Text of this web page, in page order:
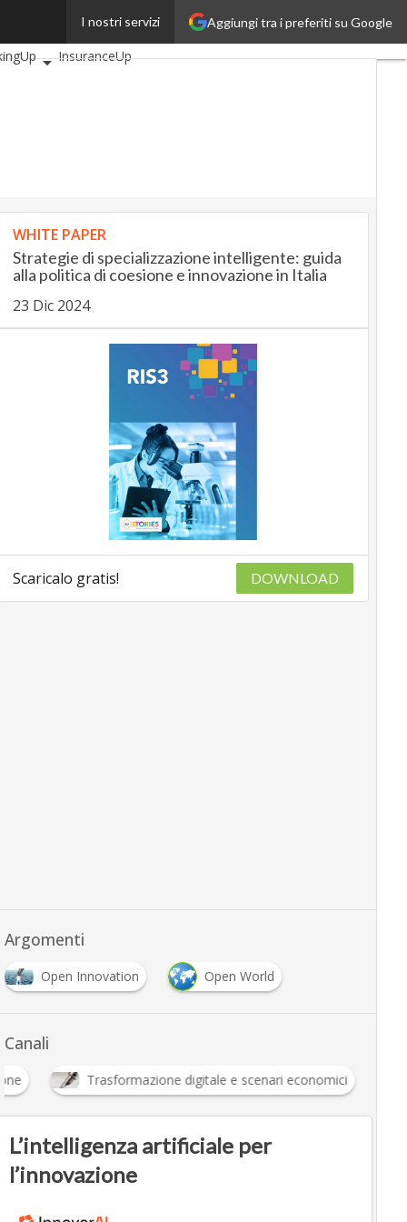
Aggiungi tra i preferiti su Google
I nostri servizi
AutomotiveUp
InsuranceUp
WHITE PAPER
Strategie di specializzazione intelligente: guida
alla politica di coesione e innovazione in Italia
23 Dic 2024
Scaricalo gratis! DOWNLOAD
Argomenti
Open Innovation Open World
Canali
Trasformazione digitale e scenari economici
L’intelligenza artificiale per
l’innovazione